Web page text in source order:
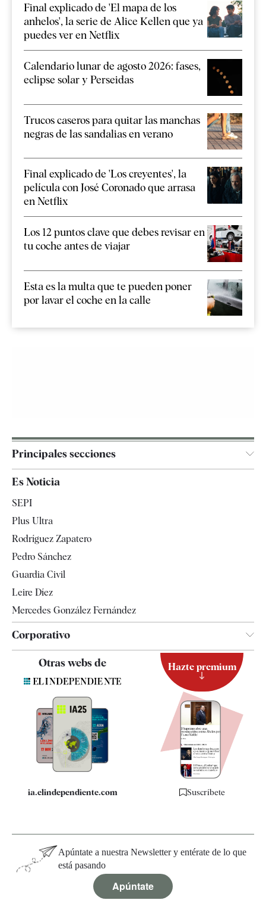
Final explicado de 'El mapa de los
anhelos', la serie de Alice Kellen que ya
puedes ver en Netflix
Calendario lunar de agosto 2026: fases,
eclipse solar y Perseidas
Trucos caseros para quitar las manchas
negras de las sandalias en verano
Final explicado de 'Los creyentes', la
película con José Coronado que arrasa
en Netflix
Los 12 puntos clave que debes revisar en
tu coche antes de viajar
Esta es la multa que te pueden poner
por lavar el coche en la calle
Principales secciones
España
Televisión
Es Noticia
SEPI
Plus Ultra
Rodríguez Zapatero
Pedro Sánchez
Guardia Civil
Leire Díez
Mercedes González Fernández
Corporativo
Contacto
Quiénes somos
Especificaciones
Otras webs de
ia.elindependiente.com
Hazte premium
Suscríbete
Apúntate a nuestra Newsletter y entérate de lo que
está pasando
Apúntate